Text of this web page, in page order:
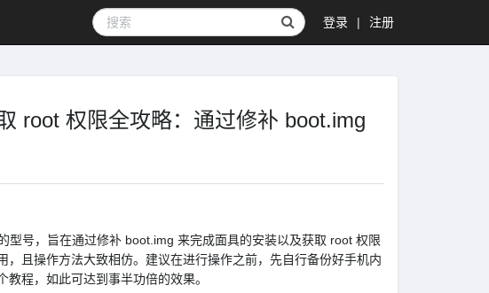
登录 | 注册
root 权限全攻略：通过修补 boot.img
号，旨在通过修补 boot.img 来完成面具的安装以及获取 root 权限
且操作方法大致相仿。建议在进行操作之前，先自行备份好手机内
程，如此可达到事半功倍的效果。